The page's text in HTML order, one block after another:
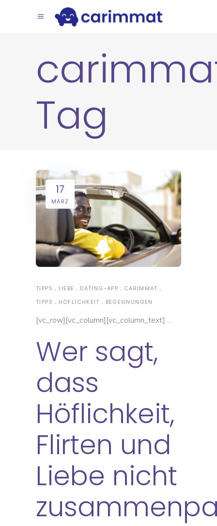
Tag
17
MÄRZ
TIPPS LIEBE DATING-APP
CARIMMAT
TIPPS
HÖFLICHKEIT BEGEGNUNGEN
[vc_row][vc_column][vc_column_text]
Wer sagt,
dass
Höflichkeit,
Flirten und
Liebe nicht